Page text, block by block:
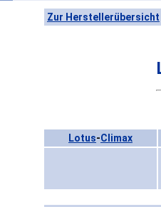
Zur Herstellerübersicht
Lotus-Climax